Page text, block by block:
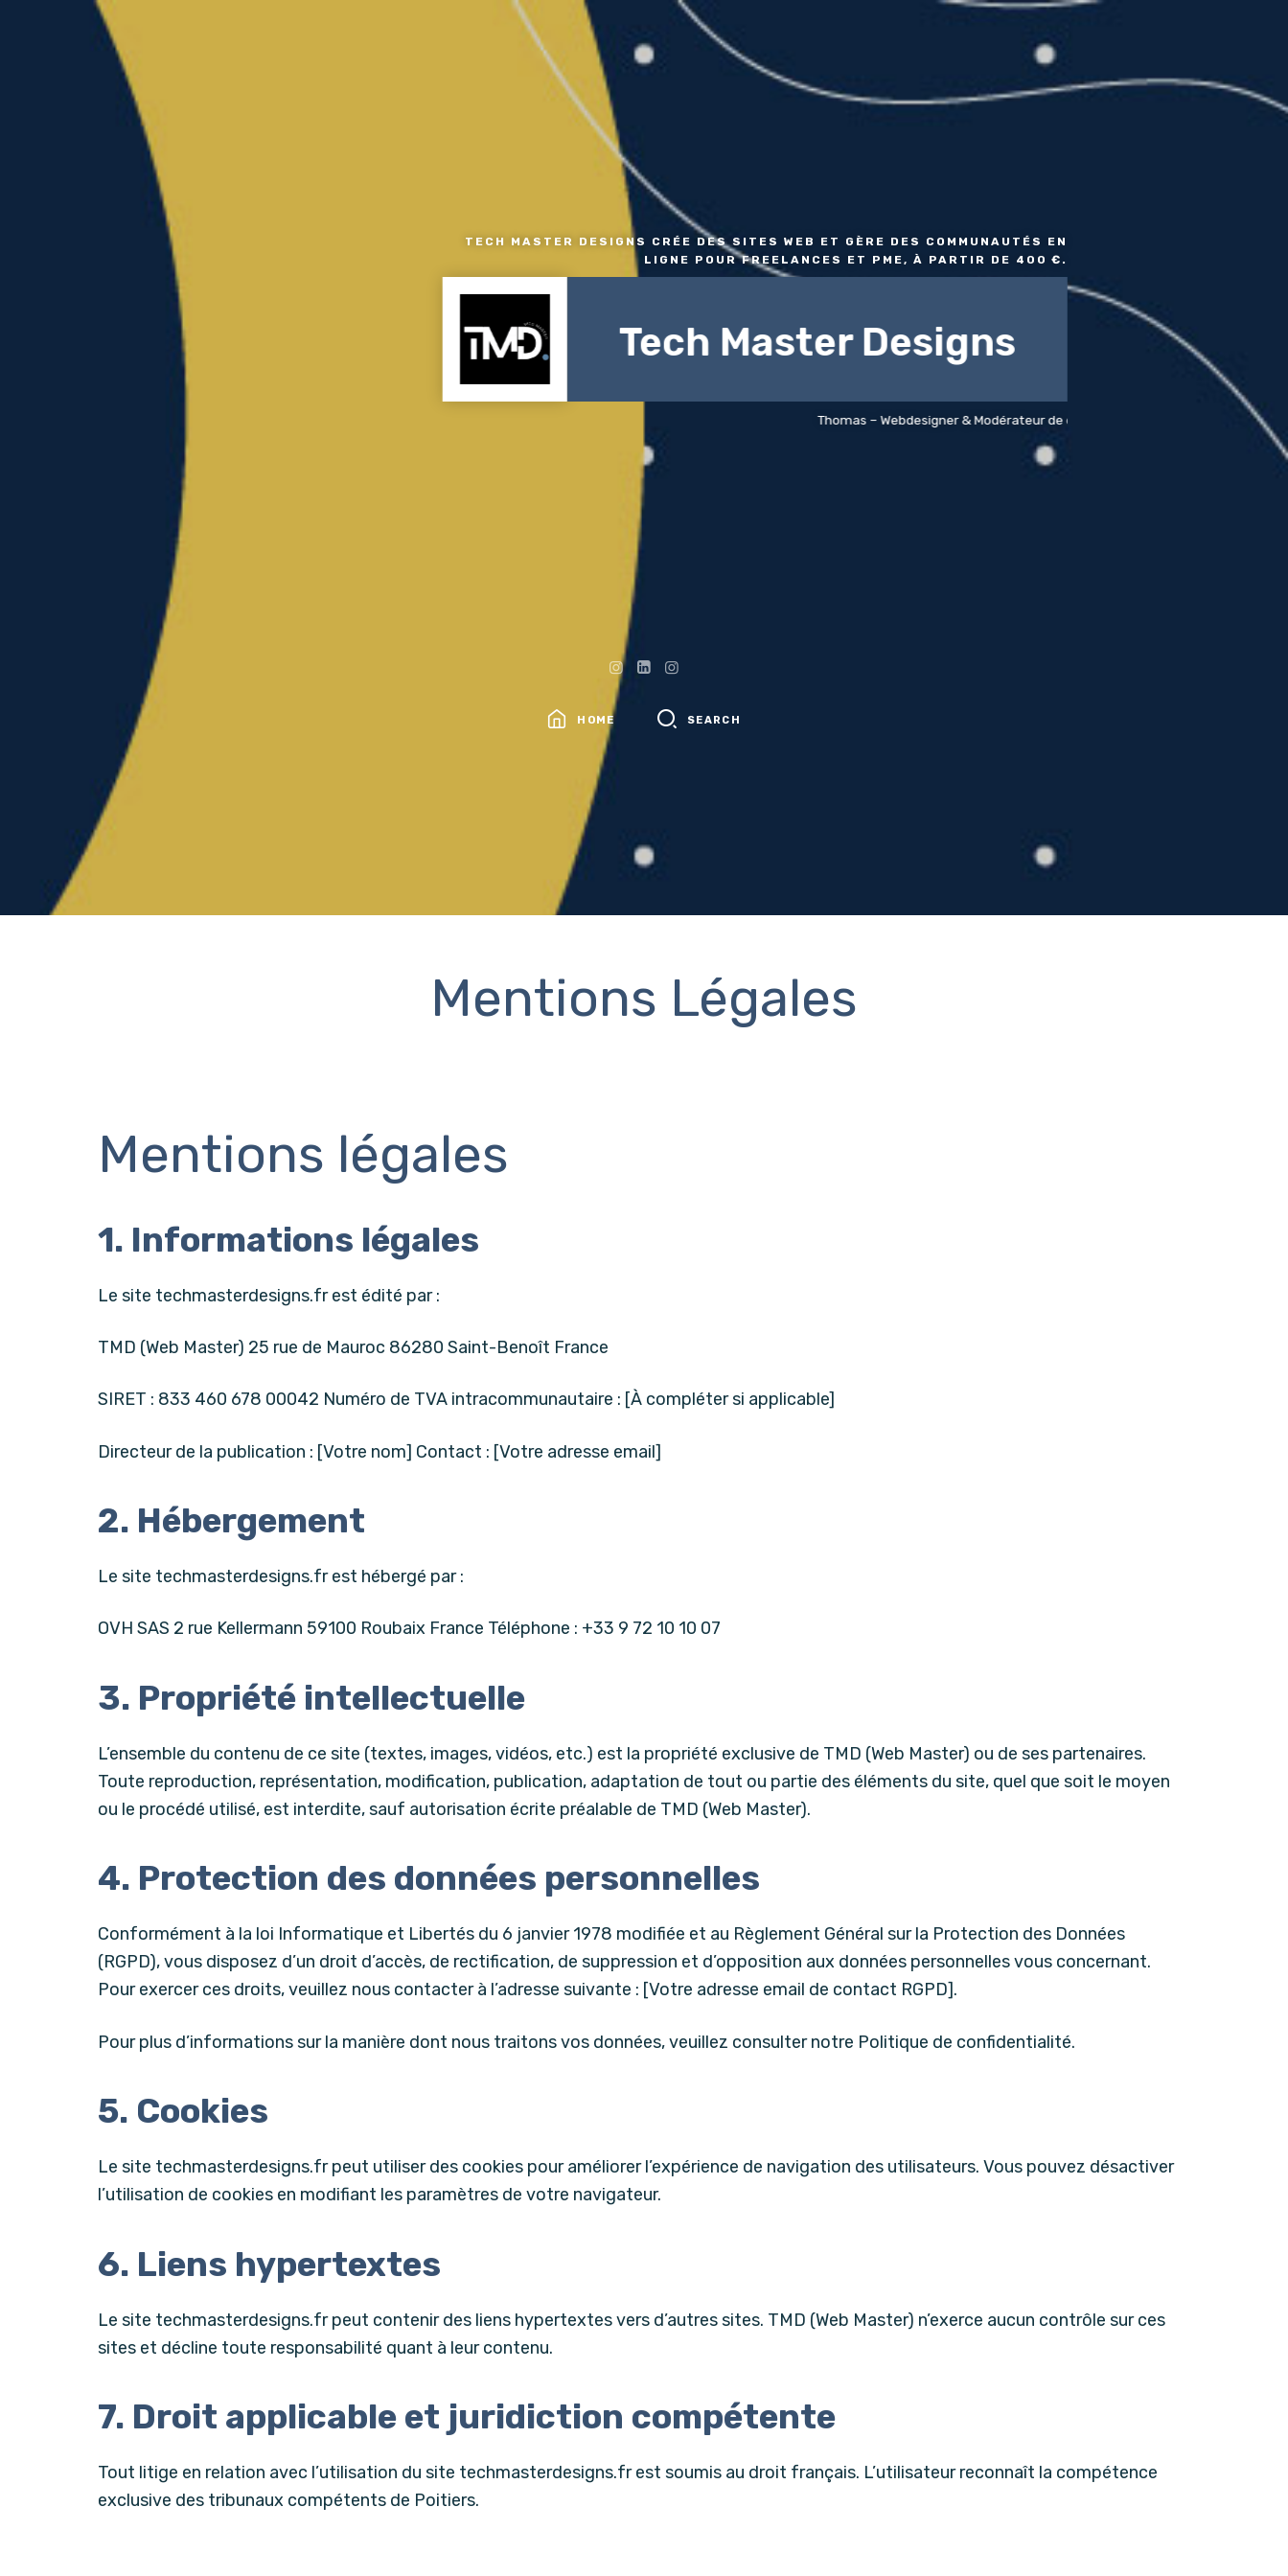
TECH MASTER DESIGNS CRÉE DES SITES WEB ET GÈRE DES COMMUNAUTÉS EN
LIGNE POUR FREELANCES ET PME, À PARTIR DE 400 €.
Thomas – Webdesigner & Modérateur de contenu Diplômé en culture du web,
Tech Master Designs
HOME SEARCH
Mentions Légales
Mentions légales
1. Informations légales
Le site techmasterdesigns.fr est édité par :
TMD (Web Master) 25 rue de Mauroc 86280 Saint-Benoît France
SIRET : 833 460 678 00042 Numéro de TVA intracommunautaire : [À compléter si applicable]
Directeur de la publication : [Votre nom] Contact : [Votre adresse email]
2. Hébergement
Le site techmasterdesigns.fr est hébergé par :
OVH SAS 2 rue Kellermann 59100 Roubaix France Téléphone : +33 9 72 10 10 07
3. Propriété intellectuelle
L’ensemble du contenu de ce site (textes, images, vidéos, etc.) est la propriété exclusive de TMD (Web Master) ou de ses partenaires.
Toute reproduction, représentation, modification, publication, adaptation de tout ou partie des éléments du site, quel que soit le moyen
ou le procédé utilisé, est interdite, sauf autorisation écrite préalable de TMD (Web Master).
4. Protection des données personnelles
Conformément à la loi Informatique et Libertés du 6 janvier 1978 modifiée et au Règlement Général sur la Protection des Données
(RGPD), vous disposez d’un droit d’accès, de rectification, de suppression et d’opposition aux données personnelles vous concernant.
Pour exercer ces droits, veuillez nous contacter à l’adresse suivante : [Votre adresse email de contact RGPD].
Pour plus d’informations sur la manière dont nous traitons vos données, veuillez consulter notre Politique de confidentialité.
5. Cookies
Le site techmasterdesigns.fr peut utiliser des cookies pour améliorer l’expérience de navigation des utilisateurs. Vous pouvez désactiver
l’utilisation de cookies en modifiant les paramètres de votre navigateur.
6. Liens hypertextes
Le site techmasterdesigns.fr peut contenir des liens hypertextes vers d’autres sites. TMD (Web Master) n’exerce aucun contrôle sur ces
sites et décline toute responsabilité quant à leur contenu.
7. Droit applicable et juridiction compétente
Tout litige en relation avec l’utilisation du site techmasterdesigns.fr est soumis au droit français. L’utilisateur reconnaît la compétence
exclusive des tribunaux compétents de Poitiers.